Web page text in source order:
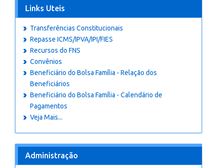
Links Uteis
Transferências Constitucionais
Repasse ICMS/IPVA/IPI/FIES
Recursos do FNS
Convênios
Beneficiário do Bolsa Família - Relação dos
Beneficiários
Beneficiário do Bolsa Família - Calendário de
Pagamentos
Veja Mais...
Administração